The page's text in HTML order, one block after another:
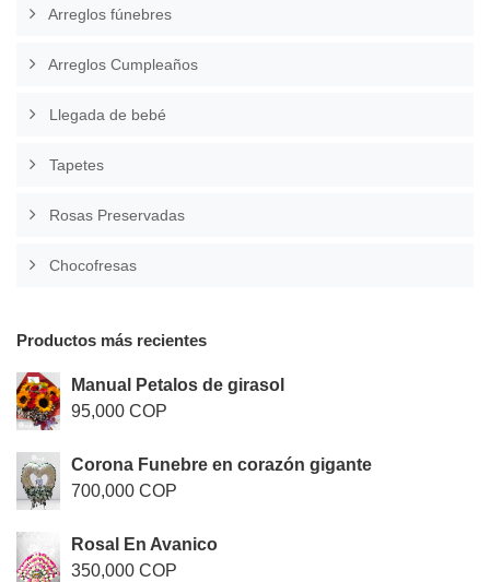
Arreglos fúnebres
Arreglos Cumpleaños
Llegada de bebé
Tapetes
Rosas Preservadas
Chocofresas
Productos más recientes
Manual Petalos de girasol
95,000 COP
Corona Funebre en corazón gigante
700,000 COP
Rosal En Avanico
350,000 COP